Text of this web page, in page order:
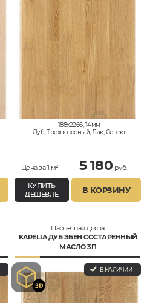
188x2266, 14мм
Дуб, Трехполосный, Лак, Селект
Цена за 1 м² 5 180 руб.
КУПИТЬ
ДЕШЕВЛЕ
В КОРЗИНУ
Паркетная доска
KARELIA ДУБ ЭБЕН СОСТАРЕННЫЙ
МАСЛО 3П
В НАЛИЧИИ